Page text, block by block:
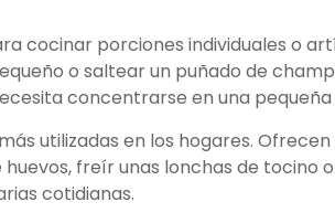
cocinar porciones individuales o
o saltear un puñado de
concentrarse en una
utilizadas en los hogares.
freír unas lonchas de tocino
cotidianas.